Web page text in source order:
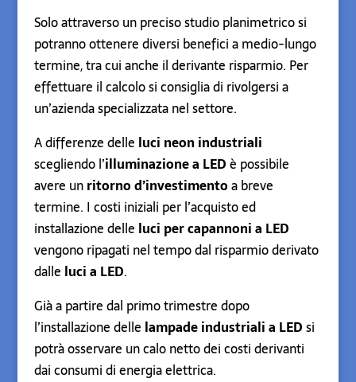
Solo attraverso un preciso studio planimetrico si
potranno ottenere diversi benefici a medio-lungo
termine, tra cui anche il derivante risparmio. Per
effettuare il calcolo si consiglia di rivolgersi a
un’azienda specializzata nel settore.
A differenze delle luci neon industriali
scegliendo l’illuminazione a LEDè possibile
avere unritorno d’investimentoa breve
termine. I costi iniziali per l’acquisto ed
installazione delle luci per capannoni a LED
vengono ripagati nel tempo dal risparmio derivato
dalle luci a LED.
Già a partire dal primo trimestre dopo
l’installazione delle lampade industriali a LEDsi
potrà osservare un calo netto dei costi derivanti
dai consumi di energia elettrica.